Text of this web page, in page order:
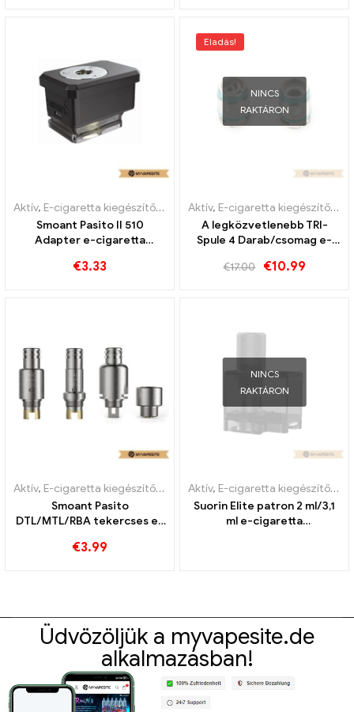
Aktív, E-cigaretta kiegészítők ,
Párologtató
Smoant Pasito II 510
Adapter e-cigaretta
€3.33
Eladás!
NINCS
RAKTÁRON
Aktív, E-cigaretta kiegészítők ,
A legközvetlenebb TRI-
Spule 4 Darab/csomag e-
丨Egyedi
€17.00 €10.99
Aktív, E-cigaretta kiegészítők ,
Párologtató
Smoant Pasito
DTL/MTL/RBA tekercses e-
丨Egyedi
€3.99
NINCS
RAKTÁRON
Aktív, E-cigaretta kiegészítők ,
Suorin Elite patron 2 ml/3,1
ml e-cigaretta
Üdvözöljük a myvapesite.de
alkalmazásban!